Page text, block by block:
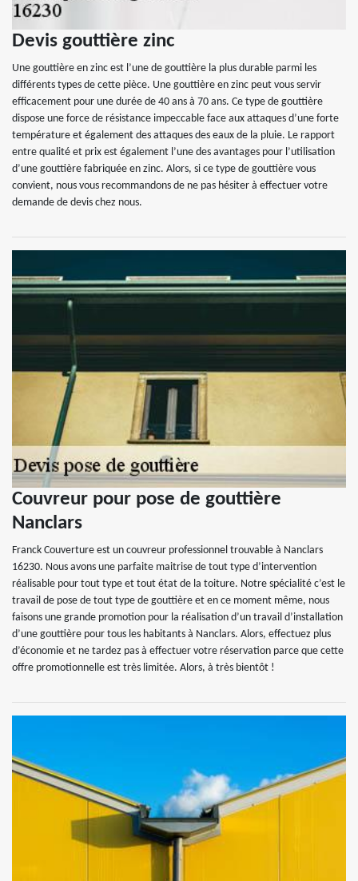
Devis gouttière zinc
Une gouttière en zinc est l’une de gouttière la plus durable parmi les
différents types de cette pièce. Une gouttière en zinc peut vous servir
efficacement pour une durée de 40 ans à 70 ans. Ce type de gouttière
dispose une force de résistance impeccable face aux attaques d’une forte
température et également des attaques des eaux de la pluie. Le rapport
entre qualité et prix est également l’une des avantages pour l’utilisation
d’une gouttière fabriquée en zinc. Alors, si ce type de gouttière vous
convient, nous vous recommandons de ne pas hésiter à effectuer votre
demande de devis chez nous.
Couvreur pour pose de gouttière
Nanclars
Franck Couverture est un couvreur professionnel trouvable à Nanclars
16230. Nous avons une parfaite maitrise de tout type d’intervention
réalisable pour tout type et tout état de la toiture. Notre spécialité c’est le
travail de pose de tout type de gouttière et en ce moment même, nous
faisons une grande promotion pour la réalisation d’un travail d’installation
d’une gouttière pour tous les habitants à Nanclars. Alors, effectuez plus
d’économie et ne tardez pas à effectuer votre réservation parce que cette
offre promotionnelle est très limitée. Alors, à très bientôt !